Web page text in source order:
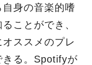
身の音楽的嗜
ことができ、
ススメのプレ
きる。Spotifyが